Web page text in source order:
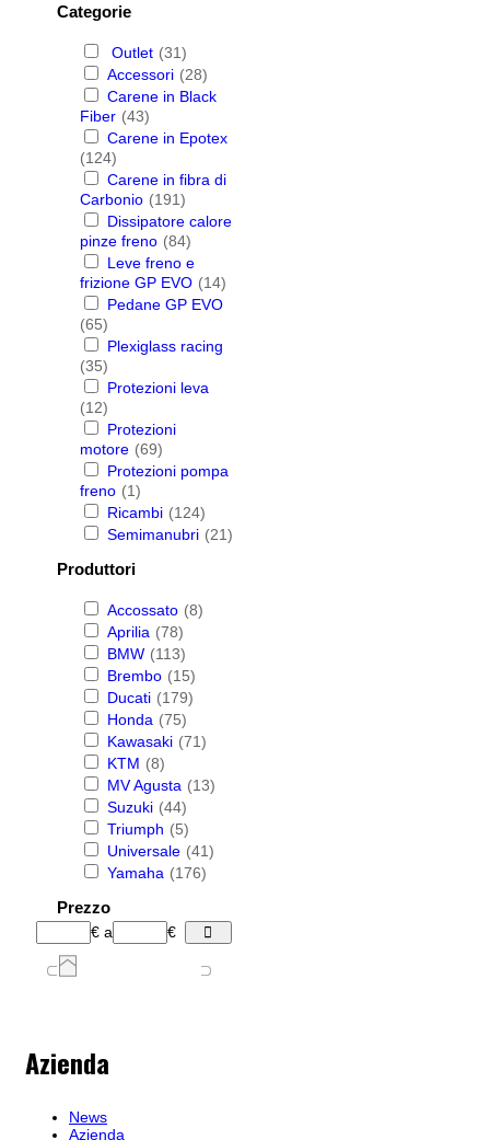
Categorie
Outlet (31)
Accessori (28)
Carene in Black
Fiber (43)
Carene in Epotex
(124)
Carene in fibra di
Carbonio (191)
Dissipatore calore
pinze freno (84)
Leve freno e
frizione GP EVO (14)
Pedane GP EVO
(65)
Plexiglass racing
(35)
Protezioni leva
(12)
Protezioni
motore (69)
Protezioni pompa
freno (1)
Ricambi (124)
Semimanubri (21)
Produttori
Accossato (8)
Aprilia (78)
BMW (113)
Brembo (15)
Ducati (179)
Honda (75)
Kawasaki (71)
KTM (8)
MV Agusta (13)
Suzuki (44)
Triumph (5)
Universale (41)
Yamaha (176)
Prezzo
€ a €
Azienda
News
Azienda